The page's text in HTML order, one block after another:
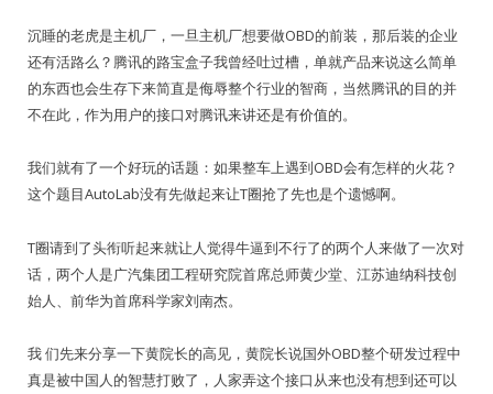
沉睡的老虎是主机厂，一旦主机厂想要做OBD的前装，那后装的企业
还有活路么？腾讯的路宝盒子我曾经吐过槽，单就产品来说这么简单
的东西也会生存下来简直是侮辱整个行业的智商，当然腾讯的目的并
不在此，作为用户的接口对腾讯来讲还是有价值的。
我们就有了一个好玩的话题：如果整车上遇到OBD会有怎样的火花？
这个题目AutoLab没有先做起来让T圈抢了先也是个遗憾啊。
T圈请到了头衔听起来就让人觉得牛逼到不行了的两个人来做了一次对
话，两个人是广汽集团工程研究院首席总师黄少堂、江苏迪纳科技创
始人、前华为首席科学家刘南杰。
我 们先来分享一下黄院长的高见，黄院长说国外OBD整个研发过程中
真是被中国人的智慧打败了，人家弄这个接口从来也没有想到还可以